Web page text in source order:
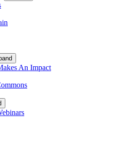
An Impact